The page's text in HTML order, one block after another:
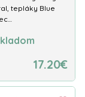
tepláky Blue
17.20€